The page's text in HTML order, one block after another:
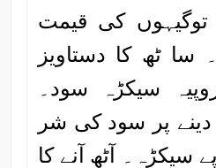
توگیہوں کی قیمت
سا ٹھ کا دستاویز
سیکڑہ سود۔
پر سود کی شر
سیکڑہ۔ آٹھ آنے کا